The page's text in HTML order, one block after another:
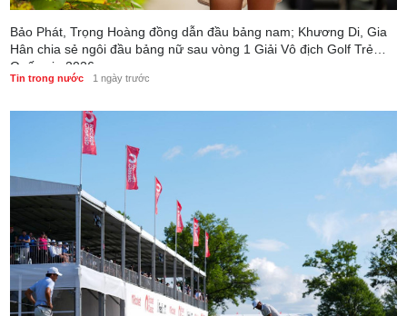
Bảo Phát, Trọng Hoàng đồng dẫn đầu bảng nam; Khương Di, Gia
Hân chia sẻ ngôi đầu bảng nữ sau vòng 1 Giải Vô địch Golf Trẻ
Quốc gia 2026
Tin trong nước 1 ngày trước